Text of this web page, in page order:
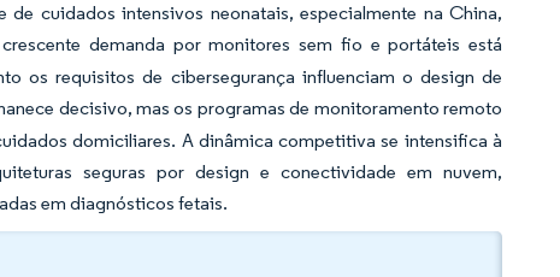
cuidados intensivos neonatais, especialmente na China,
demanda por monitores sem fio e portáteis está
os requisitos de cibersegurança influenciam o design de
decisivo, mas os programas de monitoramento remoto
domiciliares. A dinâmica competitiva se intensifica à
seguras por design e conectividade em nuvem,
em diagnósticos fetais.